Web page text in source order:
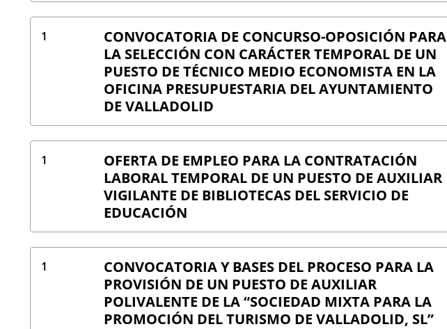
1
CONVOCATORIA DE CONCURSO-OPOSICIÓN PARA
LA SELECCIÓN CON CARÁCTER TEMPORAL DE UN
PUESTO DE TÉCNICO MEDIO ECONOMISTA EN LA
OFICINA PRESUPUESTARIA DEL AYUNTAMIENTO
DE VALLADOLID
1
OFERTA DE EMPLEO PARA LA CONTRATACIÓN
LABORAL TEMPORAL DE UN PUESTO DE AUXILIAR
VIGILANTE DE BIBLIOTECAS DEL SERVICIO DE
EDUCACIÓN
1
CONVOCATORIA Y BASES DEL PROCESO PARA LA
PROVISIÓN DE UN PUESTO DE AUXILIAR
POLIVALENTE DE LA “SOCIEDAD MIXTA PARA LA
PROMOCIÓN DEL TURISMO DE VALLADOLID, SL”